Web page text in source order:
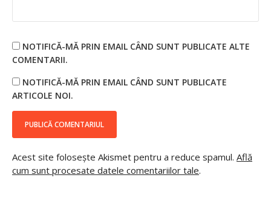
NOTIFICĂ-MĂ PRIN EMAIL CÂND SUNT PUBLICATE ALTE
COMENTARII.
NOTIFICĂ-MĂ PRIN EMAIL CÂND SUNT PUBLICATE
ARTICOLE NOI.
Acest site folosește Akismet pentru a reduce spamul. Află
cum sunt procesate datele comentariilor tale.